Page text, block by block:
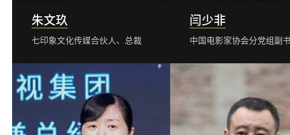
朱文玖
七印象文化传媒合伙人、总裁
闫少非